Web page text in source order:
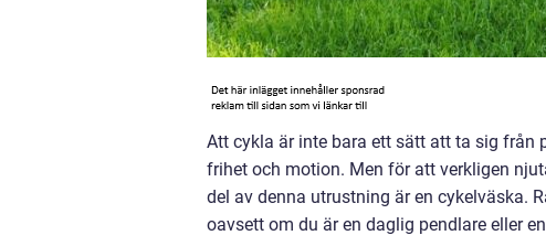
Att cykla är inte bara ett sätt att ta sig från
frihet och motion. Men för att verkligen
del av denna utrustning är en cykelväska.
oavsett om du är en daglig pendlare eller